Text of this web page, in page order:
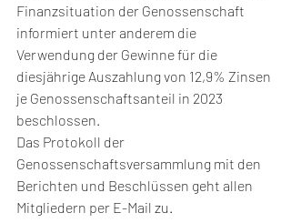
Finanzsituation der Genossenschaft
informiert unter anderem die
Verwendung der Gewinne für die
diesjährige Auszahlung von 12,9% Zinsen
je Genossenschaftsanteil in 2023
beschlossen.
Das Protokoll der
Genossenschaftsversammlung mit den
Berichten und Beschlüssen geht allen
Mitgliedern per E-Mail zu.